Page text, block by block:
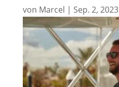
von Marcel | Sep. 2, 2023